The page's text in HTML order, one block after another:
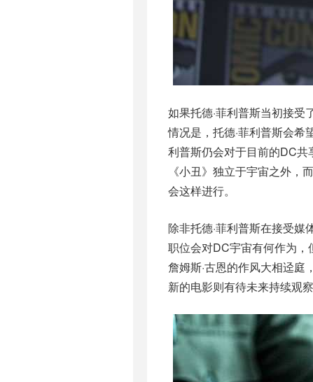
如果托德·菲利普斯当初接
情况是，托德·菲利普斯会
利普斯仍会对于目前的DC
《小丑》独立于宇宙之外
会这样进行。
除非托德·菲利普斯在接受
职位会对DC宇宙有何作为
詹姆斯·古恩的作风大相迳庭
新的电影则有待未来持续观察